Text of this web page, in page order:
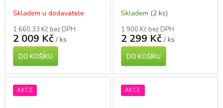
Skladem u dodavatele
1 660,33 Kč bez DPH
2 009 Kč / ks
DO KOŠÍKU
Skladem (2 ks)
1 900 Kč bez DPH
2 299 Kč / ks
DO KOŠÍKU
AKCE AKCE